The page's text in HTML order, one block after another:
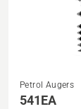
thêm
Petrol Augers
541EA